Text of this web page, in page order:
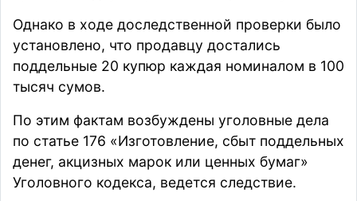
Однако в ходе доследственной проверки было
установлено, что продавцу достались
поддельные 20 купюр каждая номиналом в 100
тысяч сумов.
По этим фактам возбуждены уголовные дела
по статье 176 «Изготовление, сбыт поддельных
денег, акцизных марок или ценных бумаг»
Уголовного кодекса, ведется следствие.